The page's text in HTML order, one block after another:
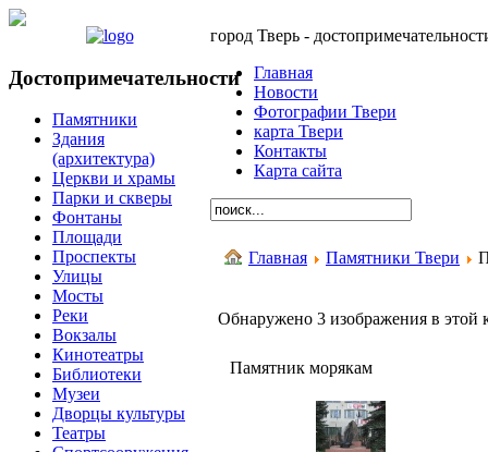
Достопримечательности
Памятники
Здания
(архитектура)
Церкви и храмы
Парки и скверы
Фонтаны
Площади
Проспекты
Улицы
Мосты
Реки
Вокзалы
Кинотеатры
Библиотеки
Музеи
Дворцы культуры
Театры
город Тверь -
Главная
Новости
Фотографии Твери
карта Твери
Контакты
Карта сайта
Главная Памятники Твери
Обнаружено 3 изображения в этой
Памятник морякам